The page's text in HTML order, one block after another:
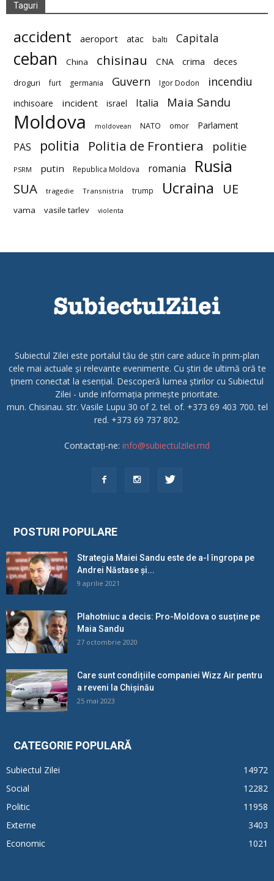
Taguri
accident aeroport atac balti Capitala
ceban China chisinau CNA crima deces
droguri furt germania Guvern Igor Dodon incendiu
inchisoare incident israel Italia Maia Sandu
Moldova moldovean NATO omor Parlament
PAS politia Politia de Frontiera politie
PSRM putin Republica Moldova romania Rusia
SUA tragedie Transnistria trump Ucraina UE
vama vasile tarlev violenta
Subiectul Zilei este portalul tău de știri care aduce în prim-plan
cele mai actuale și relevante evenimente. Cu știri de ultimă oră te
ținem conectat la esențial. Descoperă lumea știrilor cu Subiectul
Zilei - unde informația primește prioritate.
mun. Chisinau. str. Vasile Lupu 30 of 2. tel. of. +373 69 403 700. tel
red. +373 69 737 802.
Contactați-ne: info@subiectulzilei.md
POSTURI POPULARE
Strategia Maiei Sandu este de a-l îngropa pe
Andrei Năstase și...
9 aprilie 2021
Plahotniuc a decis: Pro-Moldova o susține pe
Maia Sandu
27 octombrie 2020
Care sunt condițiile companiei Wizz Air pentru
a reveni la Chișinău
25 mai 2023
CATEGORIE POPULARĂ
Subiectul Zilei
14972
Social
12282
Politic
11958
Externe
3403
Economic
1021